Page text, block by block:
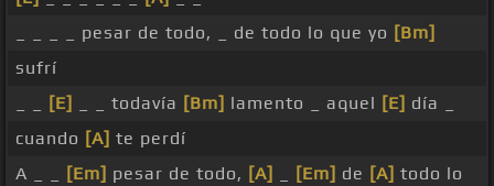
_ _ _ _ pesar de todo, _ de todo lo que yo [Bm]
sufrí
[E] _ _ todavía [Bm] lamento _ aquel [E] día _
cuando [A] te perdí
A _ _
[Em] pesar de todo, [A] [Em] de [A] todo lo